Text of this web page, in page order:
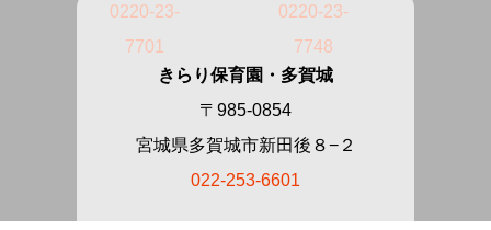
0220-23-
7701
0220-23-
7748
きらり保育園・多賀城
〒985-0854
宮城県多賀城市新田後８−２
022-253-6601